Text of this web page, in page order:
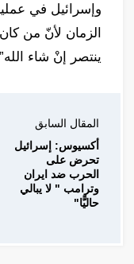
وإسرائيل في
الزمان لأنّ من
ينتصر إنْ شاء
المقال السابق
أكسيوس: إسرائيل
تحرض على
الحرب ضد ايران
وترامب " لا يبالي
حاليًّا"